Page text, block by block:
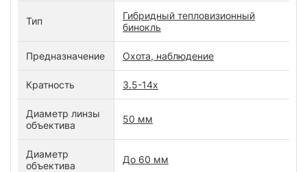
Тип
Гибридный тепловизионный
бинокль
Предназначение Охота, наблюдение
Кратность 3.5-14x
Диаметр линзы
объектива
50 мм
Диаметр
объектива
До 60 мм